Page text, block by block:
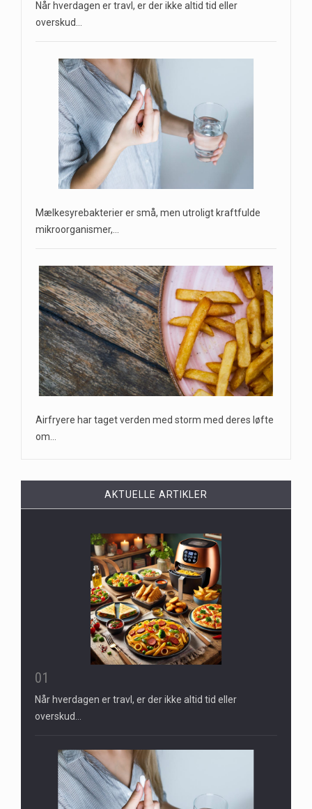
Når hverdagen er travl, er der ikke altid tid eller
overskud…
Mælkesyrebakterier er små, men utroligt kraftfulde
mikroorganismer,…
Airfryere har taget verden med storm med deres løfte
om…
AKTUELLE ARTIKLER
01
Når hverdagen er travl, er der ikke altid tid eller
overskud…